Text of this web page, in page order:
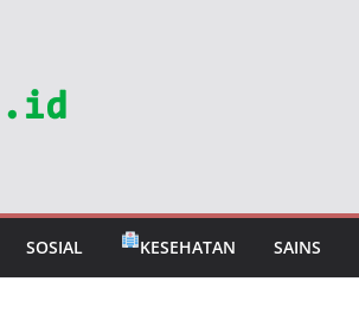
SOSIAL KESEHATAN SAINS